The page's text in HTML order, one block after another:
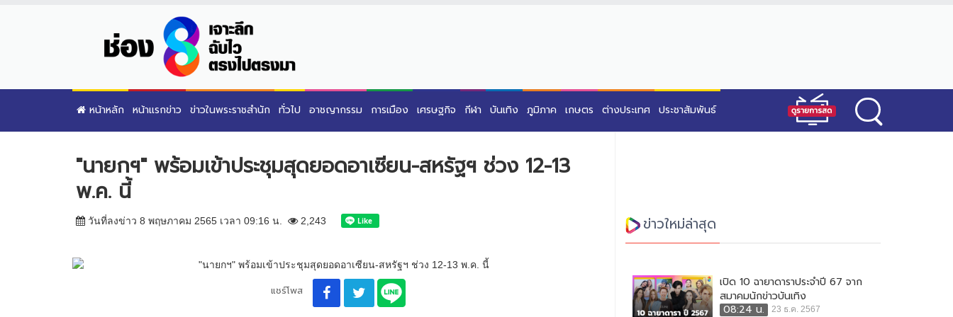
หน้าหลัก หน้าแรกข่าว ข่าวในพระราชสำนัก ทั่วไป อาชญากรรม การเมือง เศรษฐกิจ กีฬา บันเทิง ภูมิภาค เกษตร ต่างประเทศ ประชาสัมพันธ์
"นายกฯ" พร้อมเข้าประชุมสุดยอดอาเซียน-สหรัฐฯ ช่วง 12-13
พ.ค. นี้
วันที่ลงข่าว 8 พฤษภาคม 2565 เวลา 09:16 น. 2,243
แชร์โพส
ข่าวใหม่ล่าสุด
เปิด 10 ฉายาดาราประจำปี 67 จาก
สมาคมนักข่าวบันเทิง
08:24 น.
23 ธ.ค. 2567